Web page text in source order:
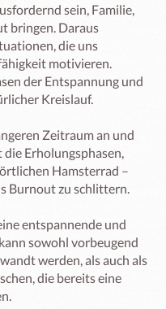
sein, Familie,
bringen. Daraus
die uns
motivieren.
der Entspannung und
Kreislauf.
Zeitraum an und
Erholungsphasen,
Hamsterrad –
Burnout zu schlittern.
entspannende und
sowohl vorbeugend
werden, als auch als
die bereits eine